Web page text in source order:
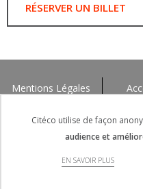
RÉSERVER UN BILLET
Mentions Légales
Citéco utilise de façon
audience et
EN SAVOIR PLUS